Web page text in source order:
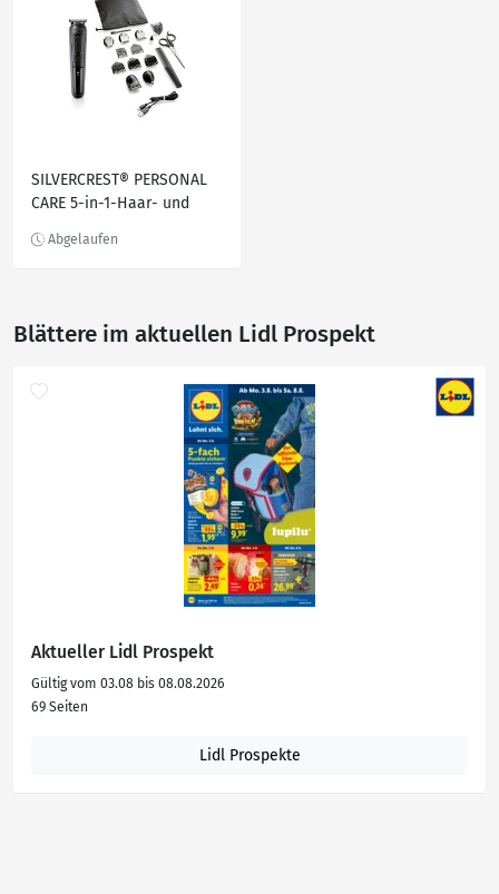
SILVERCREST® PERSONAL
CARE 5-in-1-Haar- und
E6«, mit Li-Ionen-Akku
Blättere im aktuellen Lidl Prospekt
Aktueller Lidl Prospekt
Gültig vom 03.08 bis 08.08.2026
69 Seiten
Lidl Prospekte